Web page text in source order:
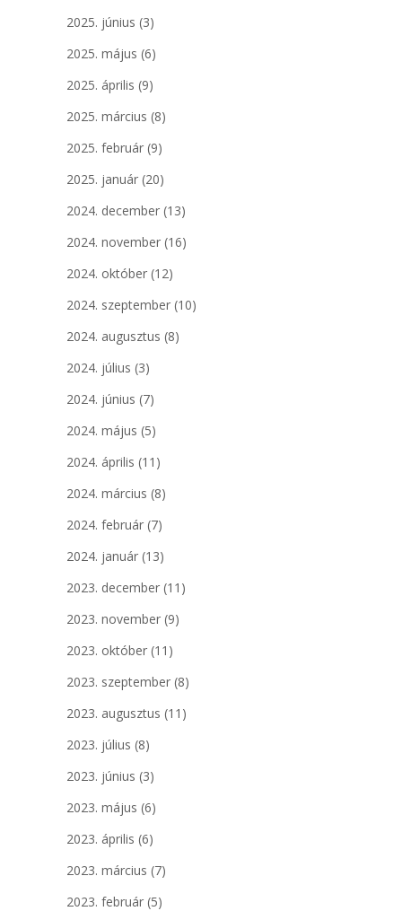
2025. június (3)
2025. május (6)
2025. április (9)
2025. március (8)
2025. február (9)
2025. január (20)
2024. december (13)
2024. november (16)
2024. október (12)
2024. szeptember (10)
2024. augusztus (8)
2024. július (3)
2024. június (7)
2024. május (5)
2024. április (11)
2024. március (8)
2024. február (7)
2024. január (13)
2023. december (11)
2023. november (9)
2023. október (11)
2023. szeptember (8)
2023. augusztus (11)
2023. július (8)
2023. június (3)
2023. május (6)
2023. április (6)
2023. március (7)
2023. február (5)